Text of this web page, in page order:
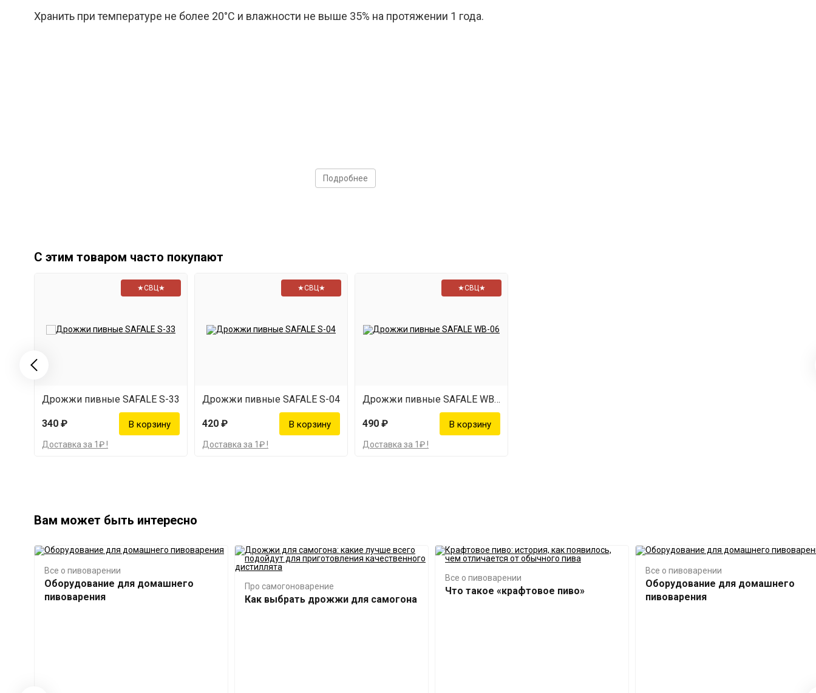
Хранить при температуре не более 20°С и влажности не выше 35% на протяжении 1 года.
Подробнее
С этим товаром часто покупают
★СВЦ★
Дрожжи пивные SAFALE S-33
340 ₽
Доставка за 1₽ !
★СВЦ★
Дрожжи пивные SAFALE S-04
420 ₽
Доставка за 1₽ !
★СВЦ★
Дрожжи пивные SAFALE WB-06
490 ₽
Доставка за 1₽ !
Вам может быть интересно
Все о пивоварении
Оборудование для домашнего
пивоварения
Про самогоноварение
Как выбрать дрожжи для самогона
Все о пивоварении
Что такое «крафтовое пиво»
Все о пивоварении
Оборудование для домашнего
пивоварения